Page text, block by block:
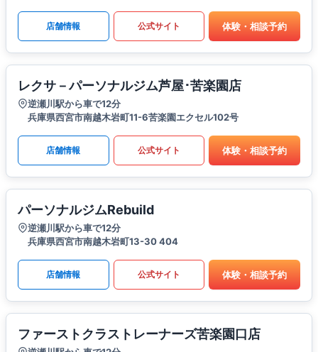
店舗情報 公式サイト 体験・相談予約
レクサ－パーソナルジム芦屋･苦楽園店
逆瀬川駅から車で12分
兵庫県西宮市南越木岩町11-6苦楽園エクセル102号
店舗情報 公式サイト 体験・相談予約
パーソナルジムRebuild
逆瀬川駅から車で12分
兵庫県西宮市南越木岩町13-30 404
店舗情報 公式サイト 体験・相談予約
ファーストクラストレーナーズ苦楽園口店